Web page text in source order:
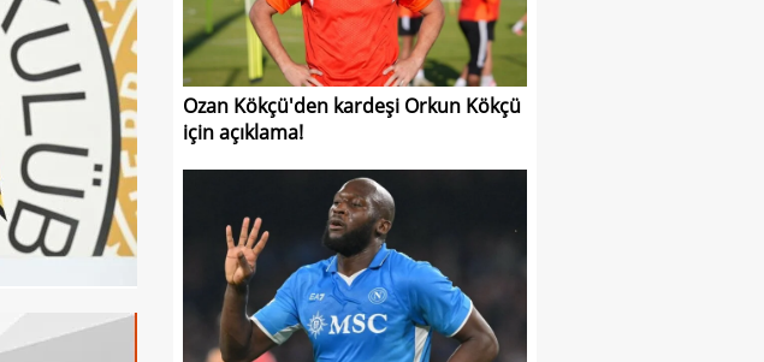
Ozan Kökçü'den kardeşi Orkun Kökçü
için açıklama!